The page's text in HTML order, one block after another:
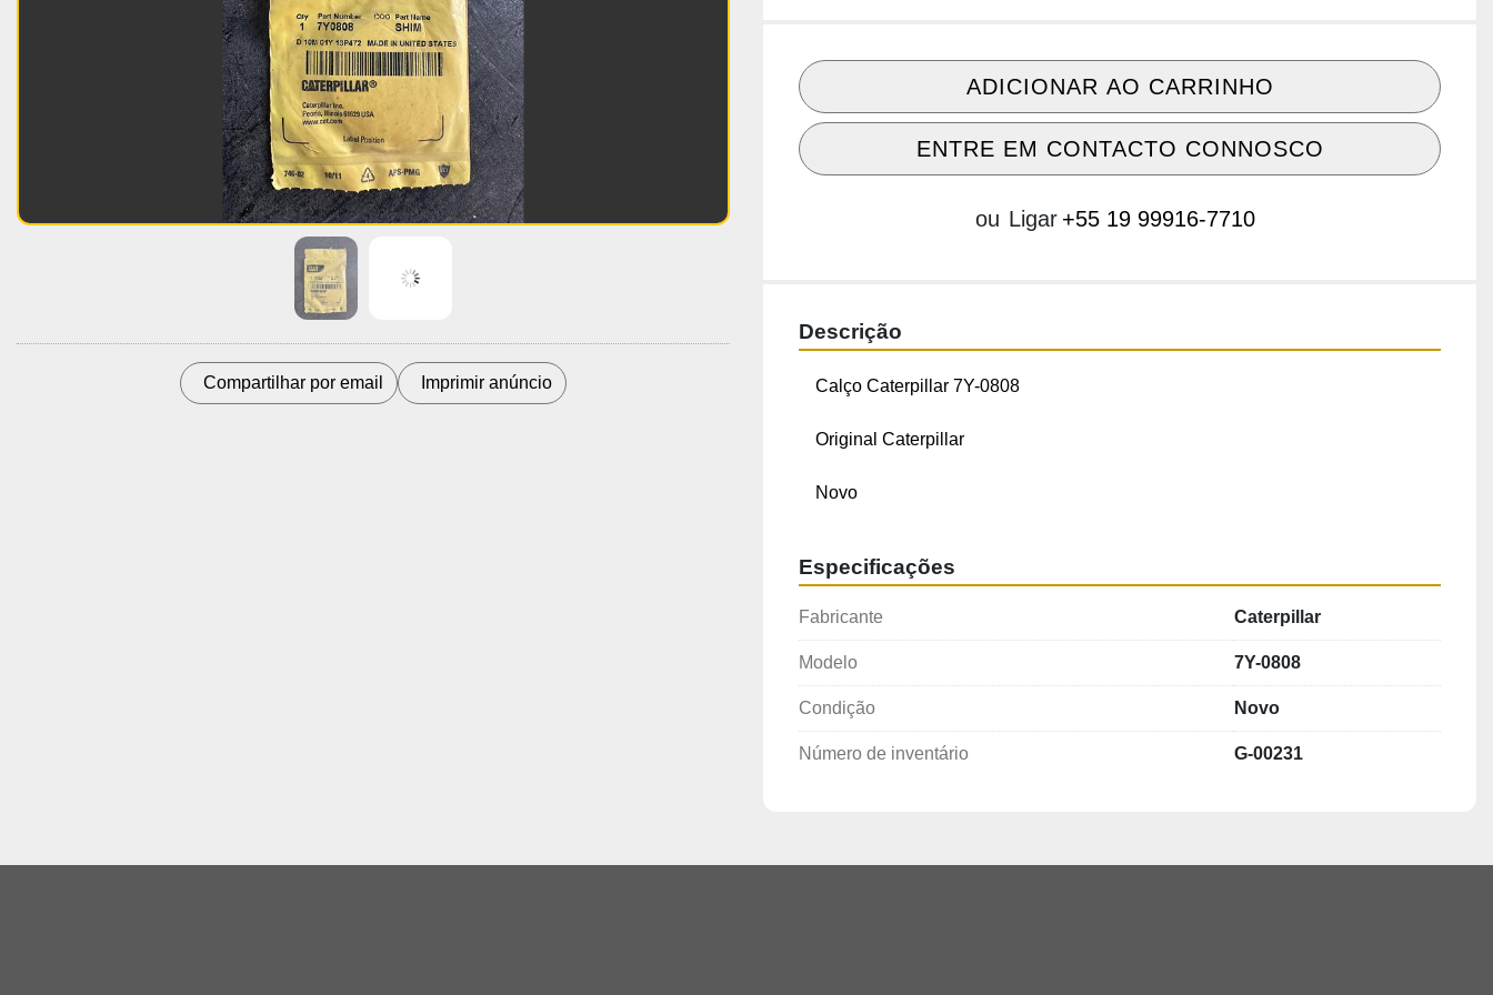
Compartilhar por email Imprimir anúncio
ADICIONAR AO CARRINHO
ENTRE EM CONTACTO CONNOSCO
ou Ligar +55 19 99916-7710
Descrição
Calço Caterpillar 7Y-0808
Original Caterpillar
Novo
Modelo 7Y-0808
Condição Novo
Número de inventário G-00231